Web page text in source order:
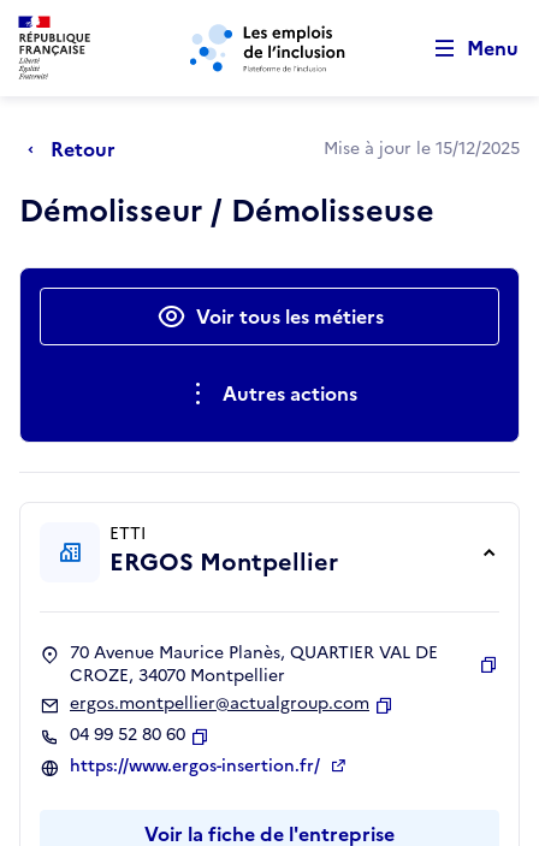
Aller au menu principal Aller au contenu principal
Menu
Retour Mise à jour le 15/12/2025
Démolisseur / Démolisseuse
Actions rapidesVoir tous les métiers
Autres actions
ETTI
ERGOS Montpellier
70 Avenue Maurice Planès, QUARTIER VAL DE
CROZE, 34070 Montpellier
ergos.montpellier@actualgroup.com
04 99 52 80 60
Copier
https://www.ergos-insertion.fr/
Voir la fiche de l'entreprise
Retour au début de la page
Panneau de gestion des cookies